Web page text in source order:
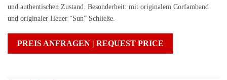
und authentischen Zustand. Besonderheit: mit originalem Corfamband
und originaler Heuer “Sun” Schließe
PREIS ANFRAGEN | REQUEST PRICE